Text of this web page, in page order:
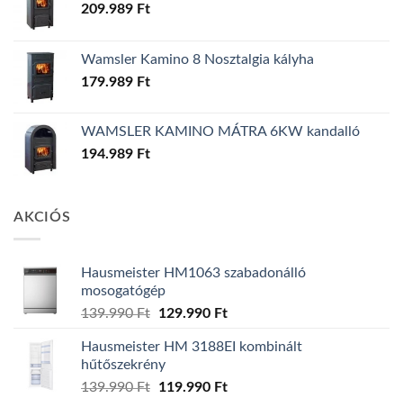
209.989 Ft
Wamsler Kamino 8 Nosztalgia kályha
179.989 Ft
WAMSLER KAMINO MÁTRA 6KW kandalló
194.989 Ft
AKCIÓS
Hausmeister HM1063 szabadonálló
mosogatógép
139.990Ft
Original
was:
139.990 Ft.
129.990 FtCurrent
is:
Hausmeister HM 3188EI kombinált
hűtőszekrény
139.990Ft
Original
119.990 FtCurrent